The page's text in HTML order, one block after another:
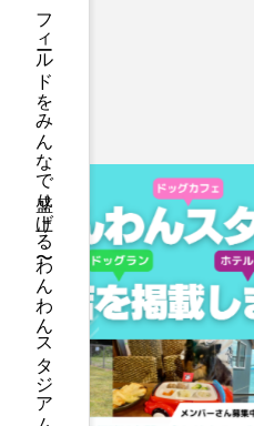
フィールドをみんなで盛り上げる 〜わんわんスタジアム〜